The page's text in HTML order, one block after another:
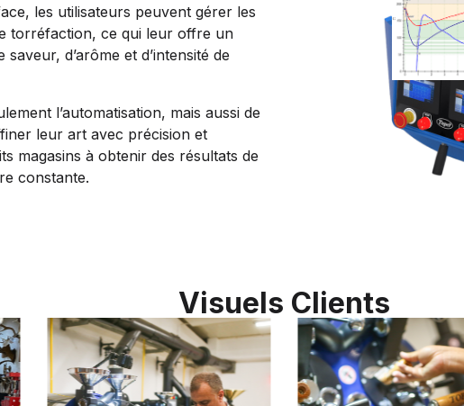
les utilisateurs peuvent gérer les
torréfaction, ce qui leur offre un
d’arôme et d’intensité de
l’automatisation, mais aussi de
leur art avec précision et
magasins à obtenir des résultats de
constante.
Visuels Clients